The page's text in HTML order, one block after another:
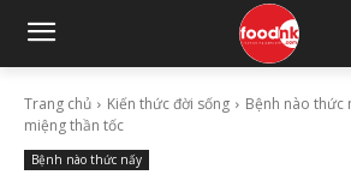
Trang chủ Kiến thức đời sống Bệnh nào thức
miệng thần tốc
Bệnh nào thức nấy